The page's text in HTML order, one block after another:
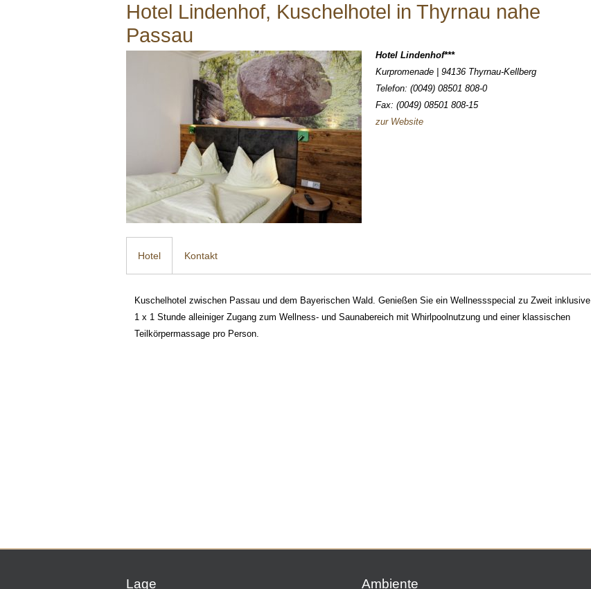
Hotel Lindenhof, Kuschelhotel in Thyrnau nahe
Passau
Hotel Lindenhof***
Kurpromenade | 94136 Thyrnau-Kellberg
Telefon: (0049) 08501 808-0
Fax: (0049) 08501 808-15
zur Website
Hotel Kontakt
Kuschelhotel zwischen Passau und dem Bayerischen Wald. Genießen Sie ein Wellnessspecial zu Zweit inklusive
1 x 1 Stunde alleiniger Zugang zum Wellness- und Saunabereich mit Whirlpoolnutzung und einer klassischen
Teilkörpermassage pro Person.
Lage Ambiente